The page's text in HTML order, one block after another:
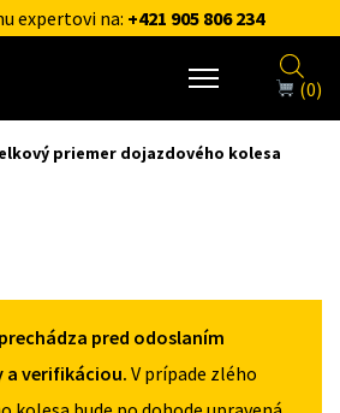
expertovi na: +421 905 806 234
(0)
priemer dojazdového kolesa
pred odoslaním
verifikáciou. V prípade zlého